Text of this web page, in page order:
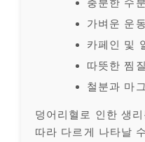
충분한 수
가벼운 운동
카페인 및
따뜻한 찜질
철분과 마
덩어리혈로 인한 생
따라 다르게 나타날